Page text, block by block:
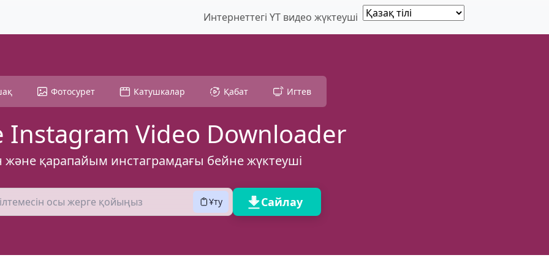
Интернеттегі YT видео жүктеуші
Фотосурет Катушкалар Қабат Игтев
Instagram Video Downloader
және қарапайым инстаграмдағы бейне жүктеуші
Ұту Сайлау